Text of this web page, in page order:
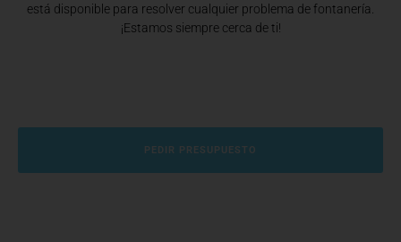
está disponible para resolver cualquier problema de fontanería.
¡Estamos siempre cerca de ti!
PEDIR PRESUPUESTO